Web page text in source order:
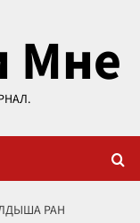
Мне
РАН